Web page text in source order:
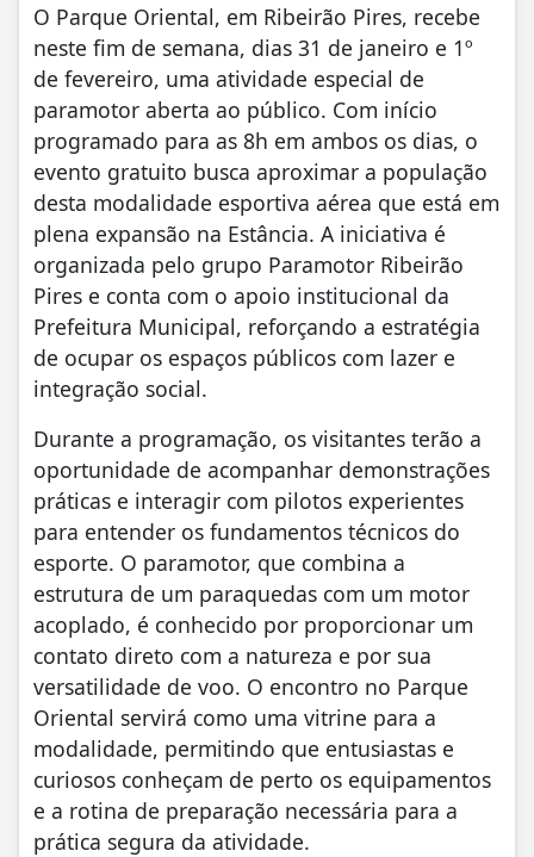
O Parque Oriental, em Ribeirão Pires, recebe
neste fim de semana, dias 31 de janeiro e 1º
de fevereiro, uma atividade especial de
paramotor aberta ao público. Com início
programado para as 8h em ambos os dias, o
evento gratuito busca aproximar a população
desta modalidade esportiva aérea que está em
plena expansão na Estância. A iniciativa é
organizada pelo grupo Paramotor Ribeirão
Pires e conta com o apoio institucional da
Prefeitura Municipal, reforçando a estratégia
de ocupar os espaços públicos com lazer e
integração social.
Durante a programação, os visitantes terão a
oportunidade de acompanhar demonstrações
práticas e interagir com pilotos experientes
para entender os fundamentos técnicos do
esporte. O paramotor, que combina a
estrutura de um paraquedas com um motor
acoplado, é conhecido por proporcionar um
contato direto com a natureza e por sua
versatilidade de voo. O encontro no Parque
Oriental servirá como uma vitrine para a
modalidade, permitindo que entusiastas e
curiosos conheçam de perto os equipamentos
e a rotina de preparação necessária para a
prática segura da atividade.